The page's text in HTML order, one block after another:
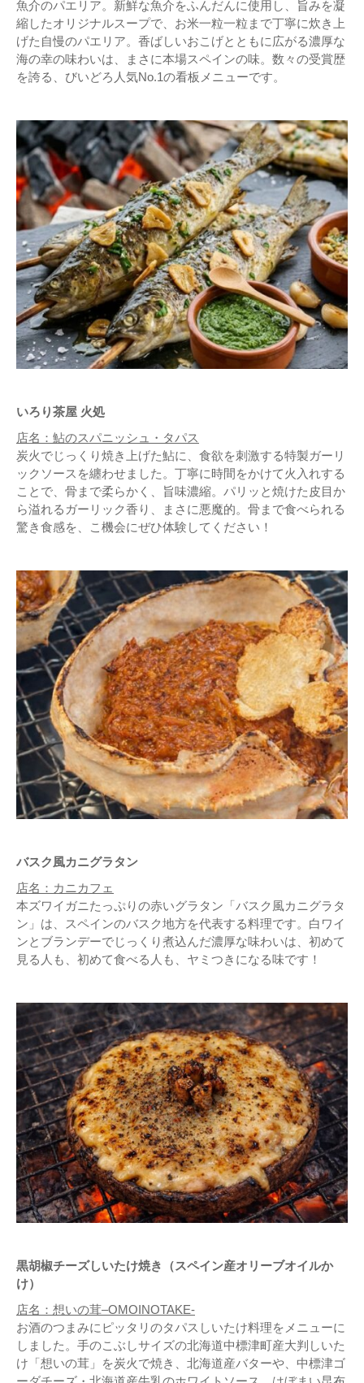
魚介のパエリア。新鮮な魚介をふんだんに使用し、旨みを凝
縮したオリジナルスープで、お米一粒一粒まで丁寧に炊き上
げた自慢のパエリア。香ばしいおこげとともに広がる濃厚な
海の幸の味わいは、まさに本場スペインの味。数々の受賞歴
を誇る、びいどろ人気No.1の看板メニューです。
いろり茶屋 火処
店名：鮎のスパニッシュ・タパス
炭火でじっくり焼き上げた鮎に、食欲を刺激する特製ガーリ
ックソースを纏わせました。丁寧に時間をかけて火入れする
ことで、骨まで柔らかく、旨味濃縮。パリッと焼けた皮目か
ら溢れるガーリック香り、まさに悪魔的。骨まで食べられる
驚き食感を、こ機会にぜひ体験してください！
バスク風カニグラタン
店名：カニカフェ
本ズワイガニたっぷりの赤いグラタン「バスク風カニグラタ
ン」は、スペインのバスク地方を代表する料理です。白ワイ
ンとブランデーでじっくり煮込んだ濃厚な味わいは、初めて
見る人も、初めて食べる人も、ヤミつきになる味です！
黒胡椒チーズしいたけ焼き（スペイン産オリーブオイルか
け）
店名：想いの茸–OMOINOTAKE-
お酒のつまみにピッタリのタパスしいたけ料理をメニューに
しました。手のこぶしサイズの北海道中標津町産大判しいた
け「想いの茸」を炭火で焼き、北海道産バターや、中標津ゴ